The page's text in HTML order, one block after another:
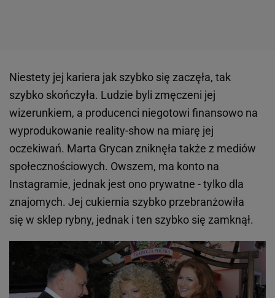
Niestety jej kariera jak szybko się zaczęła, tak
szybko skończyła. Ludzie byli zmęczeni jej
wizerunkiem, a producenci niegotowi finansowo na
wyprodukowanie reality-show na miarę jej
oczekiwań. Marta Grycan zniknęła także z mediów
społecznościowych. Owszem, ma konto na
Instagramie, jednak jest ono prywatne - tylko dla
znajomych. Jej cukiernia szybko przebranżowiła
się w sklep rybny, jednak i ten szybko się zamknął.